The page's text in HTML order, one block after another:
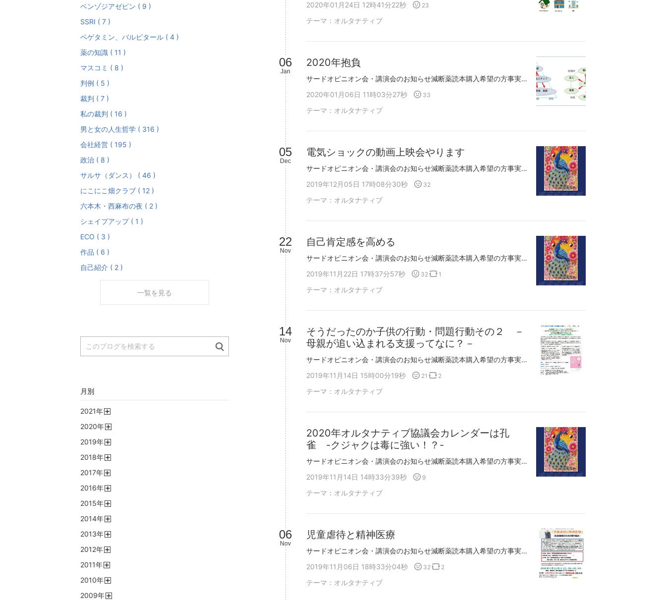
2020年01月24日 12時41分22秒
23
テーマ： オルタナティブ
06
Jan
2020年抱負
サードオピニオン会・講演会のお知らせ減断薬読本購入希望の方事実報道に本ブログ記事が連載されています。新年、あけましておめでとうございます。年末は、心筋梗塞で緊急入院してしまい。7年間一度も中止したこと事がないサード・オピニオン会に穴をあけることとなりました。各地の参加者、主催の皆さまに、ご迷惑をおかけしました。そして、フォローありがとうございました。実は、死にぞこなったのは、今回で3回目。前の2回は、喘息で呼吸停止、今回は心停止寸前でした。急性心筋梗塞の致死率は、４０％だそうです。救急車で運ばれて、処置のあいだ、ずっと意識はしっかりしていて、何をされているか、全部理解していました。不思議と不安はなく、ずっと冷静でした。最初に死にかけた時から、生死は天に任せることにしている。こればっかりは、自分で決めることは出来ないと。結局、また、生き延びました。まだ、この世に私の役割があるとの天命と勝手に解釈して、まだ活動を続けようと思います。2020年の活動は、神奈川でのチャリティイベントから始まります。チャリティー講演会「児童虐待と精神医療」-社会復帰のための取り組み-https://www.facebook.com/events/703279830173201/思春期病棟に社会的入院をしていた一人の女性。社会的入院であるにも関わらず、患者とされ、服薬させられていた。なんと精神障害者手帳一級所持。「このまま、連れて行って欲しい」初めて我々と接触したその時、彼女は我々にその身を委ねた。即断で、その希望を受け入れた仲間のソーシャルワーカーが私は誇らしい。精神障害者一級というラベルより、自分たちの判断を信じた。ソーシャルワーカー（SW)というより、医療のスレーブワーカーと揶揄されるこの国のソーシャルワーカー。本物のソーシャルワークを初めて見た。ソーシャルワーカーらしく、きちんと法的な手続きを怠らず、同時に本人の自主的な行動を促しながら、見事に退院を成し遂げた。それ以外にも、ここでは書ききれないほどの課題をクリアした。あれから、わずか4か月。彼女は我々が提供した仮の住まいから、今度は自力で出ていく。今月から正社員としての職も得た。我々の想像を超えるスピードで、彼女は成長している。あの障害者手帳は一体何だったのか。このケースでは、医療も福祉も快復には全く役立たなかった。いや、我々も何をしたでもない。制度に頼らなくても、皆で少しづつ、無理のない範囲で、最低限の資源を提供しただけである。むしろ、本人の自立を促すにはそれが功を奏したと思う。この件で、我々は、少し自信を持った。家族でもない他人が、誰かの人生の転機に立ち会い、その快復の様を見届けることが出来るなんてそうそうあることではない。これって、とても幸せなこと。この経験を踏まえ、そのほんの少しの支えとなる住まい、拠点を整備したいと考えている。今年は、各地で、そのためのチャリティイベントを開催します。力まず、無理なく出来る範囲で、多数で一人の快復に取り組む社会モデルでの実践。ご興味のある方、是非一度、当会のイベントやサード・オピニオン会に参加ください。カレンダー出来ました。申し込みは、メール：info@alternativejapan.orgまで購入数、送付先、受取人氏名をお知らせください。オルタナネットショップhttps://alternative.base.shop/でも購入できます。このカレンダーを購入希望の方は、メールinfo@alternativejapan.orgまで、購入枚数、送付先住所、受取人名を記入の上お申し込みください。収益金は、こちらの活動に使用させて頂きます。参加申し込みは、こくちーずへお願いします。オルタナティブ協議会、初めてのチャリティ講演会を開催します。我々の理念に賛同し、資源を提供（無料もしくは格安で）いただける方を募集します。空き家、空事務所、畑、里山、etc（特に神奈川、東京、関西、福岡）お問い合わせは全国オルタナティブ協議会のＨＰからお願いします。快復を強力に後押しするための環境（コミュニティ）づくりとして、クラブハウスプロジェクトを推進しています。現在、関西、中部（名古屋、中津川）を始め全国で、具体的な活動を行っています。その為の応援グループオルタナティブを実現するための300人委員会をＦＢ上に作成しました。プロジェクトの進捗を知りたい方、ご興味のある方は、参加理由の説明メッセージを送付の上参加リクエストをお送りください。 全国オルタナティブ協議会、精神医療被害連絡会では、『自分で決める！薬を飲む飲まないキャンペーン』を開始します。ご興味のある方は、応援グループ自分で決める薬を飲む飲まないキャンペーンに参加ください。
2020年01月06日 11時03分27秒
33
テーマ： オルタナティブ
05
Dec
電気ショックの動画上映会やります
サードオピニオン会・講演会のお知らせ減断薬読本購入希望の方事実報道に本ブログ記事が連載されています。今週の日曜日午後、二俣川（神奈川）でサードオピニオン会開催します。同会場、その午前中（10：30～１２：００）に電気ショックの問題をテーマにしたDVD（CCHR制作）の上映会を開きます。こちらは無料です。向精神薬の危険について、驚くほど周知されるようになった。10年前とは比べ物にならないほどに。そして、薬に代わって、精神医療の現在の一押しは、電気ショック。電気ショックについては、向精神薬の効果以上に根拠がありません。薬のモノアミン仮説に相当するものさえありません。学会では、もっともらしく効果を謳っているが、内実はやってみたら患者がおとなしくなったレベルのこと。確かに、一部の患者にぐちゃぐちゃな状態を一時的に鎮静する効果はありますね。しかし、長期的な転帰にどう貢献しているかは不明。密室で行われる治療ゆえ、その結果が正しく報告されているとはとても思えない。先日、野田正彰先生とこの話をした際、「沢山死んでるはずだ」仰っていた。私の知ってる範囲では、電気ショック後に、半年以上、長時間同じ姿勢でいるとか、玄関先に何時間も立っているといった状態になった人記憶がごっそり抜けて、そのことに悩んでいる人がいる。カレンダー出来ました。申し込みは、メール：info@alternativejapan.orgまで購入数、送付先、受取人氏名をお知らせください。オルタナネットショップhttps://alternative.base.shop/でも購入できます。このカレンダーを購入希望の方は、メールinfo@alternativejapan.orgまで、購入枚数、送付先住所、受取人名を記入の上お申し込みください。収益金は、こちらの活動に使用させて頂きます。参加申し込みは、こくちーずへお願いします。オルタナティブ協議会、初めてのチャリティ講演会を開催します。我々の理念に賛同し、資源を提供（無料もしくは格安で）いただける方を募集します。空き家、空事務所、畑、里山、etc（特に神奈川、東京、関西、福岡）お問い合わせは全国オルタナティブ協議会のＨＰからお願いします。快復を強力に後押しするための環境（コミュニティ）づくりとして、クラブハウスプロジェクトを推進しています。現在、関西、中部（名古屋、中津川）を始め全国で、具体的な活動を行っています。その為の応援グループオルタナティブを実現するための300人委員会をＦＢ上に作成しました。プロジェクトの進捗を知りたい方、ご興味のある方は、参加理由の説明メッセージを送付の上参加リクエストをお送りください。 全国オルタナティブ協議会、精神医療被害連絡会では、『自分で決める！薬を飲む飲まないキャンペーン』を開始します。ご興味のある方は、応援グループ自分で決める薬を飲む飲まないキャンペーンに参加ください。
2019年12月05日 17時08分30秒
32
テーマ： オルタナティブ
22
Nov
自己肯定感を高める
サードオピニオン会・講演会のお知らせ減断薬読本購入希望の方事実報道に本ブログ記事が連載されています。自分の人生を自分で決めて良いという、当たり前なことがなかなか出来ない。自己肯定感が低いためか、最初の一歩が出ない。最初の一歩さえ踏み出すことが出来たなら、後は加速度的に回っていく。我々に出来ることは、常にその一歩を踏み出すことを促すことだけ。誰かが用意したプログラムをこなすのではなく、当事者自らの手で創造していくことが出来たならば、人生は驚くほど変わって行く。誰かが用意した居場所に行くより、居場所を一緒に作る。誰かの作った会社に勤めるより、事業を一緒に始める。薬を減らすことだって同様。最も重要なのは、自ら主体的に取り組むこと。そうしてるうちに、いつの間にか、不快な症状は消えていく。オルタナティブの基本哲学、『治療より快復を目指す』というのは、そういうことだ。一緒に作ったカレンダー、A3サイズという大きさ、絢爛豪華、細部までとことん丁寧に書き込まれている。今朝、現物を手に取って見て、さらにそのち密さに驚愕した。凄いとしか言いようがない。この作者の代表作になると思う。忘れてはならないのは、カレンダーに仕上げたデザイナーの仕事。絵を最大限に引き立てる仕上がり。カレンダーなんだが、押しピンで留めることに躊躇してしまう。このカレンダーを購入希望の方は、メールinfo@alternativejapan.orgまで、購入枚数、送付先住所、受取人名を記入の上お申し込みください。収益金は、こちらの活動に使用させて頂きます。参加申し込みは、こくちーずへお願いします。オルタナティブ協議会、初めてのチャリティ講演会を開催します。我々の理念に賛同し、資源を提供（無料もしくは格安で）いただける方を募集します。空き家、空事務所、畑、里山、etc（特に神奈川、東京、関西、福岡）お問い合わせは全国オルタナティブ協議会のＨＰからお願いします。快復を強力に後押しするための環境（コミュニティ）づくりとして、クラブハウスプロジェクトを推進しています。現在、関西、中部（名古屋、中津川）を始め全国で、具体的な活動を行っています。その為の応援グループオルタナティブを実現するための300人委員会をＦＢ上に作成しました。プロジェクトの進捗を知りたい方、ご興味のある方は、参加理由の説明メッセージを送付の上参加リクエストをお送りください。 全国オルタナティブ協議会、精神医療被害連絡会では、『自分で決める！薬を飲む飲まないキャンペーン』を開始します。ご興味のある方は、応援グループ自分で決める薬を飲む飲まないキャンペーンに参加ください。
2019年11月22日 17時37分57秒
32 1
テーマ： オルタナティブ
14
Nov
そうだったのか子供の行動・問題行動その２ －
母親が追い込まれる支援ってなに？－
サードオピニオン会・講演会のお知らせ減断薬読本購入希望の方事実報道に本ブログ記事が連載されています。大人気の同セミナー初の九州開催です。昨年の神奈川オルタナティブ協議会（オルかな）主催の同講演会の様子はこちら講師の茂木厚子さんが、米国カリフォルニアから帰国して感じたのは、発達障害を抱えた（とされている）子供のお母さんが鬱状態に陥っていること。この国では、お母さんのみならず、先生や保育の方々も苦しい。それに比べて、茂木さんが過ごしたカリフォルニアでは、障害児と関わるお母さんも先生たちも笑顔に溢れているそうです。（当日、販売予定のＤＶＤにその様子が映っています）障害児との関りは、本来、楽しいことなのです。子育てに十分な予算が割り当てられ、障害児との関りは苦にならないのです。（日本は子育てに全くお金を使わない）米国カリフォルニアの障害者の地域支援は、医学モデルではなく、社会モデルです。一対多の支援ではなく、負担が分担された多対一の支援です。（これって、オープンダイアローグとおんなじ）医療は必要に応じて関わるだけ。これは一見、非効率なシステムに思えますが、関わる人々は楽しんでいて、さらに報酬も高いのです。なんですかねこれは。子供も親も、支援者も幸せにしないこの国のシステム。システムを変えるのは容易ではないですが、まずは、家庭で出来ることから提案します。茂木さんの講演会の午前中に、前座として、『発達障害にまつわる社会とお薬の話』問題解説させていただきます。福岡、佐賀の皆様の参加をお待ちしております。お薬肯定派の皆様も、お薬否定派の皆様も、どちらもお待ちしております。我々の理念に賛同し、資源を提供（無料もしくは格安で）いただける方を募集します。空き家、空事務所、畑、里山、etc（特に神奈川、東京、関西、福岡）お問い合わせは全国オルタナティブ協議会のＨＰからお願いします。快復を強力に後押しするための環境（コミュニティ）づくりとして、クラブハウスプロジェクトを推進しています。現在、関西、中部（名古屋、中津川）を始め全国で、具体的な活動を行っています。その為の応援グループオルタナティブを実現するための300人委員会をＦＢ上に作成しました。プロジェクトの進捗を知りたい方、ご興味のある方は、参加理由の説明メッセージを送付の上参加リクエストをお送りください。 全国オルタナティブ協議会、精神医療被害連絡会では、『自分で決める！薬を飲む飲まないキャンペーン』を開始します。ご興味のある方は、応援グループ自分で決める薬を飲む飲まないキャンペーンに参加ください。
2019年11月14日 15時00分19秒
21 2
テーマ： オルタナティブ
2020年オルタナティブ協議会カレンダーは孔
雀 -クジャクは毒に強い！？-
サードオピニオン会・講演会のお知らせ減断薬読本購入希望の方事実報道に本ブログ記事が連載されています。クジャク -Wikipediaより神経毒に耐性を持つためにサソリ等の毒虫や毒蛇類を好んで食べることから、益鳥として尊ばれる。さらにこのことから転じ、邪気を払う象徴として「孔雀明王」の名で仏教の信仰対象にも取り入れられた。クルド人の信仰するヤズィード派の主神マラク・ターウースは、クジャクの姿をした天使である孔雀は、毒虫を食べても平気だそうです。皆様の健康を守るお守りとして、2020年一年間のお部屋のお供として如何でしょう。オルタナティブ協議会2020年カレンダー出来ました。とてもゴージャスで、ご利益のありそうな物に出来上がりました。大、大、大、満足です。サイズはA2。作画は寺原さおり画伯（関西オルタナティブ協議会）、製作は安藤伊子（千葉オルタナティブ協議会）。定価は1200円（送料込み）ご購入希望の方はinfo@alternativejapan.orgまで、購入数、送付先を記入の上お申し込みください。収益金は、こちらの活動に使用させて頂きます。参加申し込みは、こくちーずへお願いします。オルタナティブ協議会、初めてのチャリティ講演会を開催します。我々の理念に賛同し、資源を提供（無料もしくは格安で）いただける方を募集します。空き家、空事務所、畑、里山、etc（特に神奈川、東京、関西、福岡）お問い合わせは全国オルタナティブ協議会のＨＰからお願いします。快復を強力に後押しするための環境（コミュニティ）づくりとして、クラブハウスプロジェクトを推進しています。現在、関西、中部（名古屋、中津川）を始め全国で、具体的な活動を行っています。その為の応援グループオルタナティブを実現するための300人委員会をＦＢ上に作成しました。プロジェクトの進捗を知りたい方、ご興味のある方は、参加理由の説明メッセージを送付の上参加リクエストをお送りください。 全国オルタナティブ協議会、精神医療被害連絡会では、『自分で決める！薬を飲む飲まないキャンペーン』を開始します。ご興味のある方は、応援グループ自分で決める薬を飲む飲まないキャンペーンに参加ください。
2019年11月14日 14時33分39秒
9
テーマ： オルタナティブ
06
Nov
児童虐待と精神医療
サードオピニオン会・講演会のお知らせ減断薬読本購入希望の方事実報道に本ブログ記事が連載されています。参加申し込みは、こくちーずへお願いします。オルタナティブ協議会、初めてのチャリティ講演会を開催します。ここ数か月の間に、我々はオルタナティブを実践するという新たな局面を迎えました。当事者達による起業、思春期病棟で、社会的入院を強いられていた人の受け入れ、当事者によるシェアハウス（クラブハウス）の運営、どれも、既存の医療、福祉システムの外側での実践です。また、どれも、オルタナティブの基本理念である多対一の関係性、対等な人間関係、当人の自己覚知・自己肯定感の向上を目指した本人中心主義、本人の要請に応じて提供する専門性（ソーシャルワーク、減薬計画）、を徹底している。思春期病棟から受け入れたその人は、わずか2か月足らずで、すっかり我々の仲間になった。怒りも悲しみも、社会に対する不信感、そして薬による不調もぐっと堪えて、前向きに進もうとする姿勢に我々の方が元気をもらっている。行政手続き、医療受診、バイトの面接もすべて本人主導、誰もその経験を邪魔しない。手続き上のトラブルがあっても、そのたび乗り越えてきた。現在の姿をみて、その人が精神障害者一級であることを誰が信じられるだろうか。その過程で、福祉システムを利用することも検討したが、結局それは選択しなかった。逆に精神障害者というレッテルは、ことごとくその人の邪魔をした。行政の窓口は、そのレッテルだけ見て、病院に帰れといった。その目はただの節穴か。「良くグレなかったね」と問うと、「あの環境ではグレることは出来なかった」と答えた。通信制限、外出制限、携帯電話の禁止・・・、そしてなりより、治療の強要。はっきり言う、その人は精神病などではないし、そこで暮らさねばならない理由などどこにもない。病気とされたその行動は、虐待という人生の危機における正常な反応である。まるでドラマのような経験を我々はしている。その人の決断を受け入れた自分たちが誇らしい。今回、こんなことが出来た大きな理由は、なにより、人生を楽しみたいとの本人の強い希望があったこと、我々には、小さいけれども、思慮深くて、健全な人々のコミュニティと仮住まいが出来る場所があったからである。特筆すべきなのは、今回の取り組みは、それぞれ別の仕事を持った人たちが、出来る範囲でその人に関わっただけなのである。福祉を利用することなく、やってのけることが出来ることを我々は経験している。立派な施設や専任の専門家が居なくても、大した資源（施設や資金）が無くとも、やれることを我々は実感した。今回のチャリティイベントでは、今回の経験を踏まえ、その収益を自立に向けた本人の快復を支える最低限の住居費、生活費の確保、さらには、虐待や抑圧による正常な反応を病気とされ、いまだ病院で暮らす子供たちの人生を取り戻す足がかりとなる最低限の資源（住居、生活費）の確保に使わせて頂きます。一人の快復に立ち会えること、それはとても楽しいことなのです。ここまで、関わった全員、だれも、苦などと思っていない。是非、この喜びを皆さまと分かち合いたい。収益金の使い途、その成果は、そのたびに報告いたします。我々の理念に賛同し、資源を提供（無料もしくは格安で）いただける方を募集します。空き家、空事務所、畑、里山、etc（特に神奈川、東京、関西、福岡）お問い合わせは全国オルタナティブ協議会のＨＰからお願いします。快復を強力に後押しするための環境（コミュニティ）づくりとして、クラブハウスプロジェクトを推進しています。現在、関西、中部（名古屋、中津川）を始め全国で、具体的な活動を行っています。その為の応援グループオルタナティブを実現するための300人委員会をＦＢ上に作成しました。プロジェクトの進捗を知りたい方、ご興味のある方は、参加理由の説明メッセージを送付の上参加リクエストをお送りください。 全国オルタナティブ協議会、精神医療被害連絡会では、『自分で決める！薬を飲む飲まないキャンペーン』を開始します。ご興味のある方は、応援グループ自分で決める薬を飲む飲まないキャンペーンに参加ください。
2019年11月06日 18時33分04秒
32 2
テーマ： オルタナティブ
ベンゾジアゼピン ( 9 )
SSRI ( 7 )
ベゲタミン、バルビタール ( 4 )
薬の知識 ( 11 )
マスコミ ( 8 )
判例 ( 5 )
裁判 ( 7 )
私の裁判 ( 16 )
男と女の人生哲学 ( 316 )
会社経営 ( 195 )
政治 ( 8 )
サルサ（ダンス） ( 46 )
にこにこ畑クラブ ( 12 )
六本木・西麻布の夜 ( 2 )
シェイプアップ ( 1 )
ECO ( 3 )
作品 ( 6 )
自己紹介 ( 2 )
一覧を見る
月別
2021年
2020年
2019年
2018年
2017年
2016年
2015年
2014年
2013年
2012年
2011年
2010年
2009年